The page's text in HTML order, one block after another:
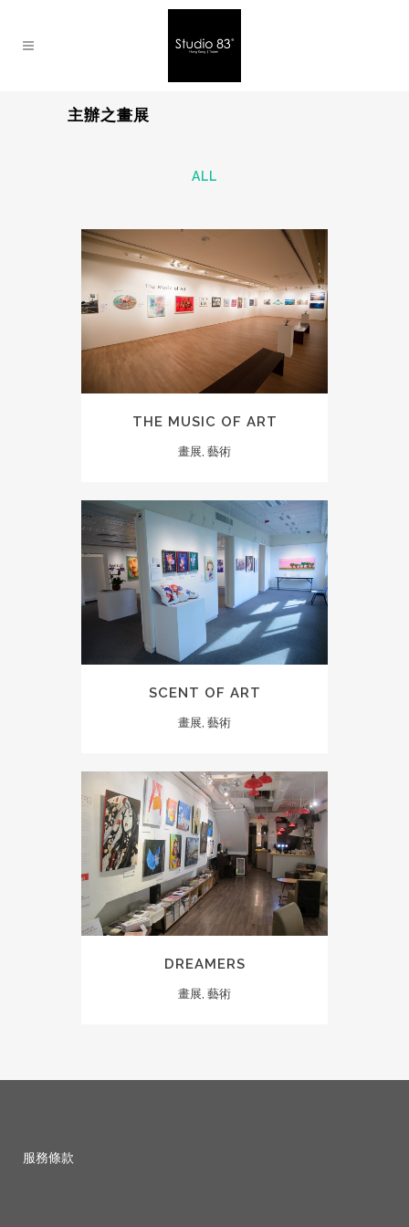
主辦之畫展
ALL
THE MUSIC OF ART
畫展, 藝術
SCENT OF ART
畫展, 藝術
DREAMERS
畫展, 藝術
服務條款